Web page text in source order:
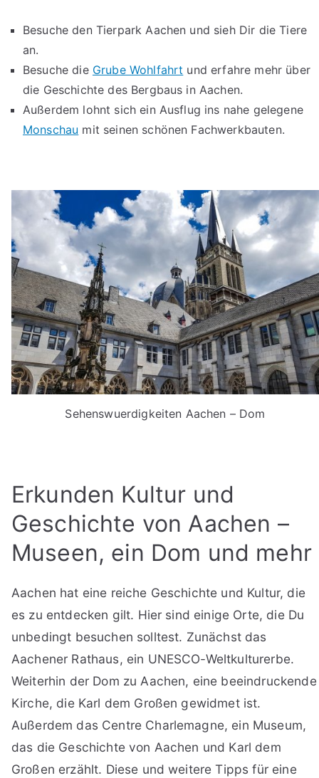
Besuche den Tierpark Aachen und sieh Dir die Tiere
an.
Besuche die Grube Wohlfahrt und erfahre mehr über
die Geschichte des Bergbaus in Aachen.
Außerdem lohnt sich ein Ausflug ins nahe gelegene
Monschau mit seinen schönen Fachwerkbauten.
Sehenswuerdigkeiten Aachen – Dom
Erkunden Kultur und
Geschichte von Aachen –
Museen, ein Dom und mehr
Aachen hat eine reiche Geschichte und Kultur, die
es zu entdecken gilt. Hier sind einige Orte, die Du
unbedingt besuchen solltest. Zunächst das
Aachener Rathaus, ein UNESCO-Weltkulturerbe.
Weiterhin der Dom zu Aachen, eine beeindruckende
Kirche, die Karl dem Großen gewidmet ist.
Außerdem das Centre Charlemagne, ein Museum,
das die Geschichte von Aachen und Karl dem
Großen erzählt. Diese und weitere Tipps für eine